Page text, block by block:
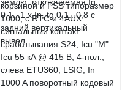
корзиной и PSS типоразмер
1600; с RTC и 4AUX
сигнальный контакт
срабатывания S24; Icu "M"
Icu 55 кA @ 415 В, 4-пол.,
слева ETU360, LSIG, In
1000 A поворотный кодовый